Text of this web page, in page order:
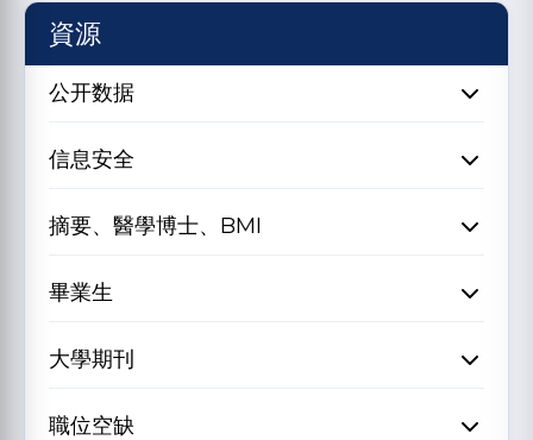
資源
公开数据
信息安全
摘要、醫學博士、BMI
畢業生
大學期刊
職位空缺